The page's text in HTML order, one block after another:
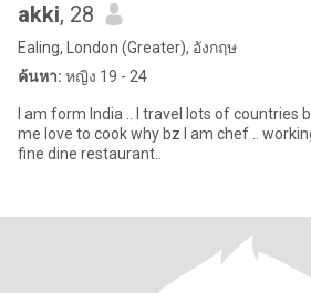
akki, 28
Ealing, London (Greater), อังกฤษ
ค้นหา: หญิง 19 - 24
I am form India .. I travel lots of countries
me love to cook why bz I am chef ..
fine dine restaurant..